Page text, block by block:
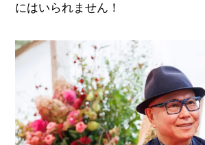
にはいられません！